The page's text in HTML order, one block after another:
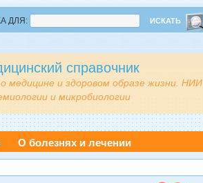
ДЛЯ:
справочник
медицине и здоровом образе жизни. НИИ
и микробиологии
О болезнях и лечении